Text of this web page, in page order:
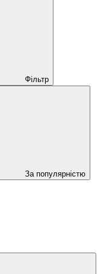
Фільтр
За популярністю